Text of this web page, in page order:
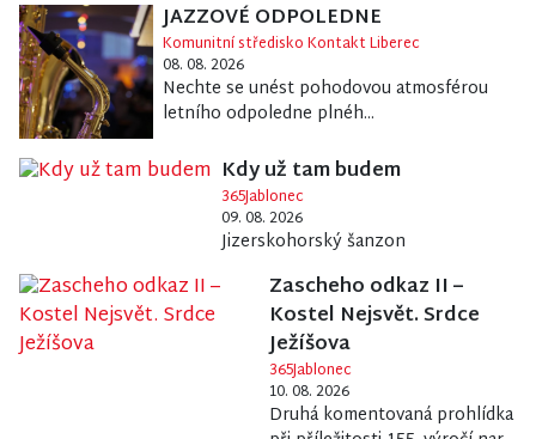
JAZZOVÉ ODPOLEDNE
Komunitní středisko Kontakt Liberec
08. 08. 2026
Nechte se unést pohodovou atmosférou
letního odpoledne plnéh...
Kdy už tam budem
365Jablonec
09. 08. 2026
Jizerskohorský šanzon
Zascheho odkaz II –
Kostel Nejsvět. Srdce
Ježíšova
365Jablonec
10. 08. 2026
Druhá komentovaná prohlídka